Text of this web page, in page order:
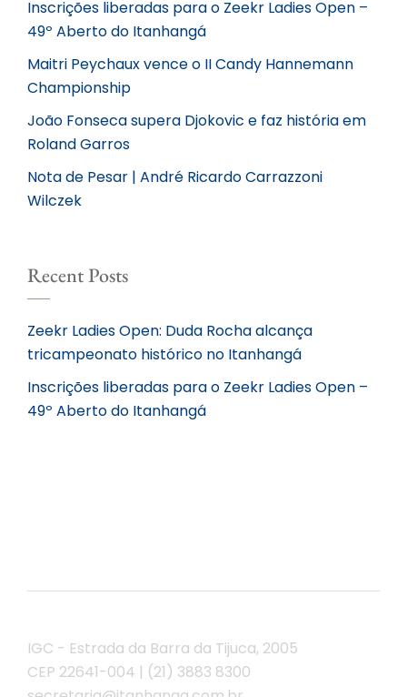
Inscrições liberadas para o Zeekr Ladies Open –
49º Aberto do Itanhangá
Maitri Peychaux vence o II Candy Hannemann
Championship
João Fonseca supera Djokovic e faz história em
Roland Garros
Nota de Pesar | André Ricardo Carrazzoni
Wilczek
Recent Posts
Zeekr Ladies Open: Duda Rocha alcança
tricampeonato histórico no Itanhangá
Inscrições liberadas para o Zeekr Ladies Open –
49º Aberto do Itanhangá
IGC - Estrada da Barra da Tijuca, 2005
CEP 22641-004 | (21) 3883 8300